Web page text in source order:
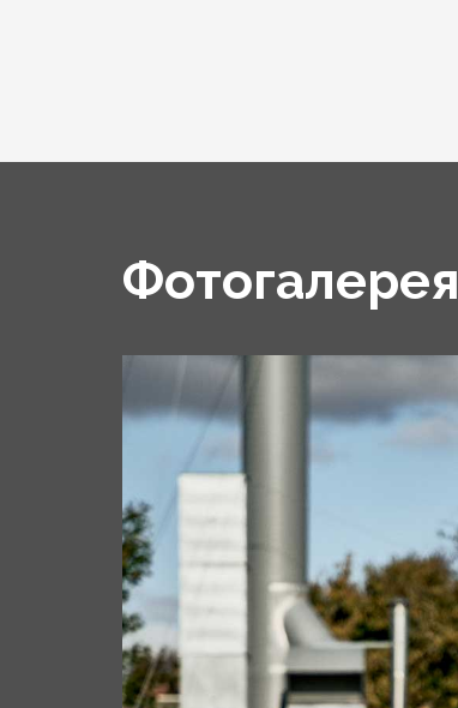
Фотогалерея